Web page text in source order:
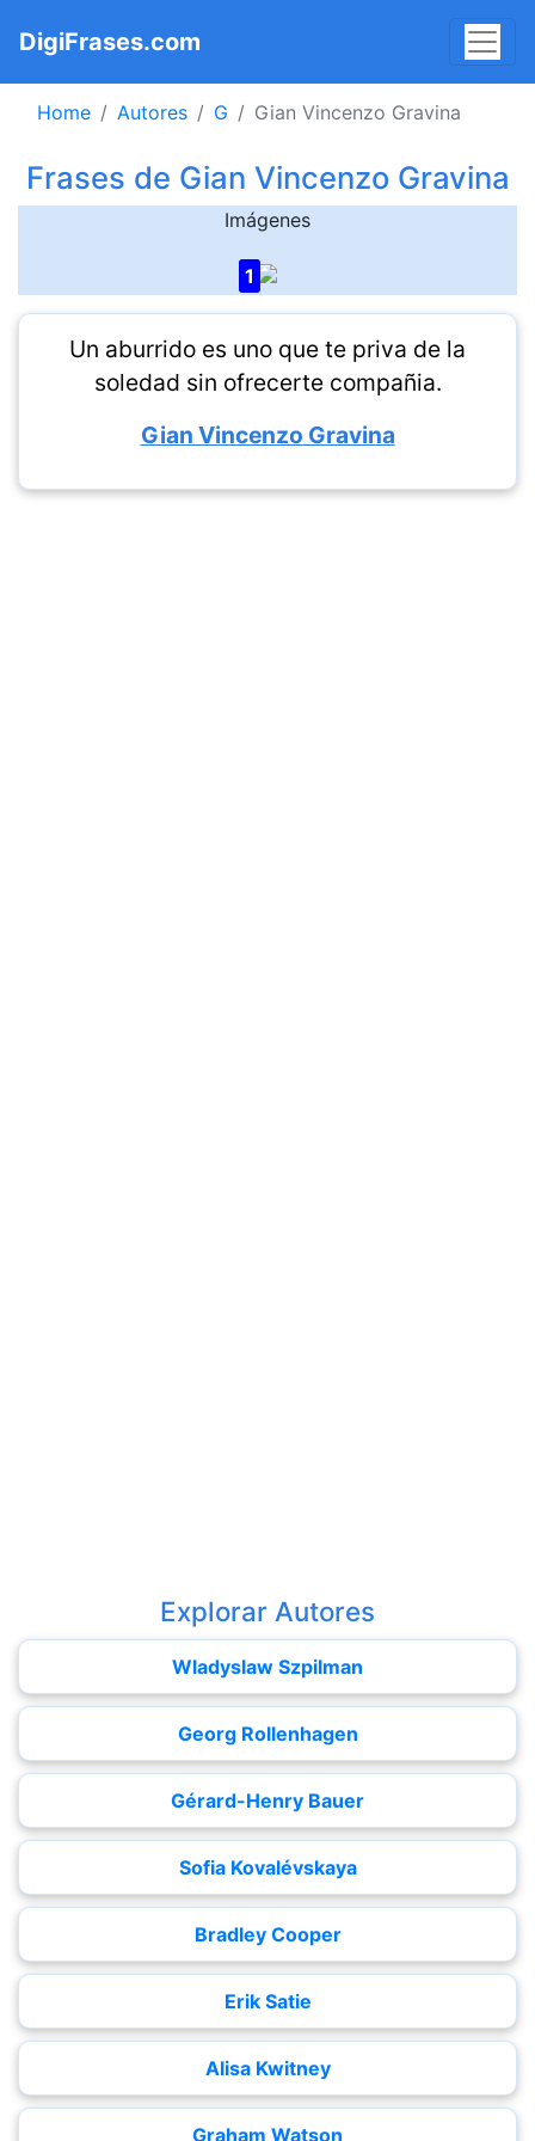
DigiFrases.com
Home Autores G Gian Vincenzo Gravina
Frases de Gian Vincenzo Gravina
Imágenes
1
Un aburrido es uno que te priva de la
soledad sin ofrecerte compañia.
Gian Vincenzo Gravina
Explorar Autores
Wladyslaw Szpilman
Georg Rollenhagen
Gérard-Henry Bauer
Sofia Kovalévskaya
Bradley Cooper
Erik Satie
Alisa Kwitney
Graham Watson